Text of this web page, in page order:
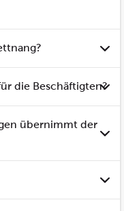
die Beschäftigten?
übernimmt der